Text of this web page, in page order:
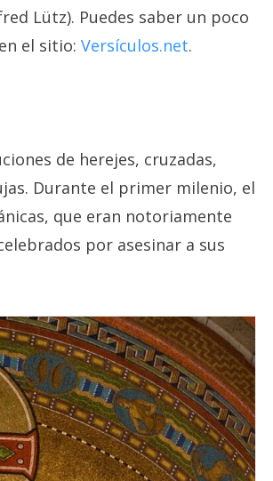
Lütz). Puedes saber un poco
el sitio: Versículos.net.
de herejes, cruzadas,
Durante el primer milenio, el
que eran notoriamente
por asesinar a sus